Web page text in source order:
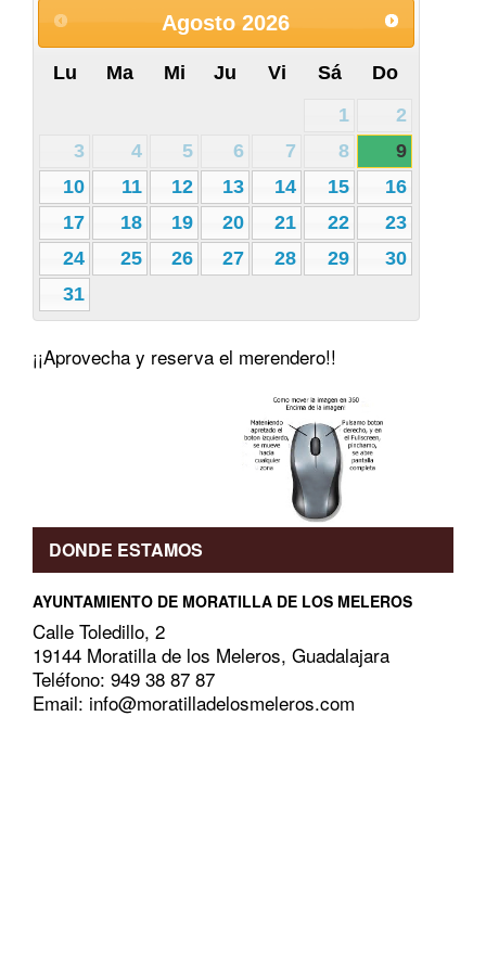
sábado 19 de diciembre a partir de las 18,30 horas y
en él participaran grupos musicales de las localidades
de Alhóndiga, Auñón, Fuentelencina, Moratilla de los
Agosto 2026
Lu Ma Mi Ju Vi Sá
Do
1
2
3
4 5 6 7 8
9
10
11 12 13 14 15
16
17
18 19 20 21 22
23
24
25 26 27 28 29
30
31
¡¡Aprovecha y reserva el merendero!!
DONDE ESTAMOS
AYUNTAMIENTO DE MORATILLA DE LOS MELEROS
Calle Toledillo, 2
19144 Moratilla de los Meleros, Guadalajara
Teléfono: 949 38 87 87
Email: info@moratilladelosmeleros.com